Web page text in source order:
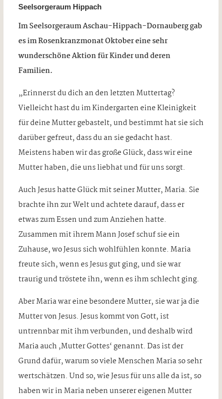
Seelsorgeraum Hippach
Im Seelsorgeraum Aschau-Hippach-Dornauberg gab
es im Rosenkranzmonat Oktober eine sehr
wunderschöne Aktion für Kinder und deren
Familien.
„Erinnerst du dich an den letzten Muttertag?
Vielleicht hast du im Kindergarten eine Kleinigkeit
für deine Mutter gebastelt, und bestimmt hat sie sich
darüber gefreut, dass du an sie gedacht hast.
Meistens haben wir das große Glück, dass wir eine
Mutter haben, die uns liebhat und für uns sorgt.
Auch Jesus hatte Glück mit seiner Mutter, Maria. Sie
brachte ihn zur Welt und achtete darauf, dass er
etwas zum Essen und zum Anziehen hatte.
Zusammen mit ihrem Mann Josef schuf sie ein
Zuhause, wo Jesus sich wohlfühlen konnte. Maria
freute sich, wenn es Jesus gut ging, und sie war
traurig und tröstete ihn, wenn es ihm schlecht ging.
Aber Maria war eine besondere Mutter, sie war ja die
Mutter von Jesus. Jesus kommt von Gott, ist
untrennbar mit ihm verbunden, und deshalb wird
Maria auch ,Mutter Gottes‘ genannt. Das ist der
Grund dafür, warum so viele Menschen Maria so sehr
wertschätzen. Und so, wie Jesus für uns alle da ist, so
haben wir in Maria neben unserer eigenen Mutter